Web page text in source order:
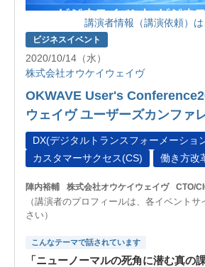
講演者情報（講演依頼）は
ビジネスイベント
2020/10/14（水）
株式会社オウケイウェイヴ
OKWAVE User's
ウェイヴ ユーザーズカンファ
DX(デジタルトランスフォーメーショ
カスタマーサクセス(CS)
働き方改
陣内裕輔 株式会社オウケイウェイヴ CTO/
（講演者のプロフィールは、各イベント
さい）
こんなテーマで話されています
「ニューノーマルの死角に潜む真の